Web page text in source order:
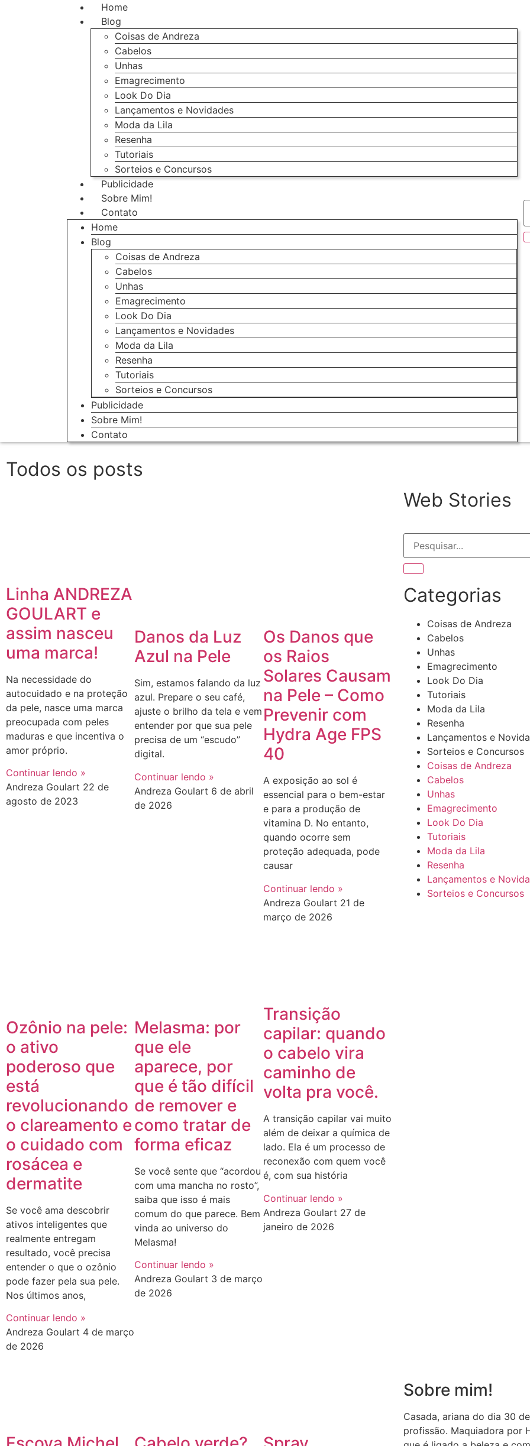
Home
Blog
Coisas de Andreza
Cabelos
Unhas
Emagrecimento
Look Do Dia
Lançamentos e Novidades
Moda da Lila
Resenha
Tutoriais
Sorteios e Concursos
Publicidade
Sobre Mim!
Contato
Home
Blog
Coisas de Andreza
Cabelos
Unhas
Emagrecimento
Look Do Dia
Lançamentos e Novidades
Moda da Lila
Resenha
Tutoriais
Sorteios e Concursos
Publicidade
Sobre Mim!
Contato
Todos os posts
Linha ANDREZA
GOULART e
assim nasceu
uma marca!
Na necessidade do
autocuidado e na proteção
da pele, nasce uma marca
preocupada com peles
maduras e que incentiva o
amor próprio.
Continuar lendo »
Andreza Goulart 22 de
agosto de 2023
Danos da Luz
Azul na Pele
Sim, estamos falando da luz
azul. Prepare o seu café,
ajuste o brilho da tela e vem
entender por que sua pele
precisa de um “escudo”
digital.
Continuar lendo »
Andreza Goulart 6 de abril
de 2026
Os Danos que
os Raios
Solares Causam
na Pele – Como
Prevenir com
Hydra Age FPS
40
A exposição ao sol é
essencial para o bem-estar
e para a produção de
vitamina D. No entanto,
quando ocorre sem
proteção adequada, pode
causar
Continuar lendo »
Andreza Goulart 21 de
março de 2026
Ozônio na pele:
o ativo
poderoso que
está
revolucionando
o clareamento e
o cuidado com
rosácea e
dermatite
Se você ama descobrir
ativos inteligentes que
realmente entregam
resultado, você precisa
entender o que o ozônio
pode fazer pela sua pele.
Nos últimos anos,
Continuar lendo »
Andreza Goulart 4 de março
de 2026
Melasma: por
que ele
aparece, por
que é tão difícil
de remover e
como tratar de
forma eficaz
Se você sente que “acordou
com uma mancha no rosto”,
saiba que isso é mais
comum do que parece. Bem
vinda ao universo do
Melasma!
Continuar lendo »
Andreza Goulart 3 de março
de 2026
Transição
capilar: quando
o cabelo vira
caminho de
volta pra você.
A transição capilar vai muito
além de deixar a química de
lado. Ela é um processo de
reconexão com quem você
é, com sua história
Continuar lendo »
Andreza Goulart 27 de
janeiro de 2026
Web Stories
Categorias
Coisas de Andreza
Cabelos
Unhas
Emagrecimento
Look Do Dia
Tutoriais
Moda da Lila
Resenha
Lançamentos e
Sorteios e Concursos
Coisas de Andreza
Cabelos
Unhas
Emagrecimento
Look Do Dia
Tutoriais
Moda da Lila
Resenha
Lançamentos e
Sorteios e Concursos
Sobre mim!
Casada, ariana do dia 30
profissão. Maquiadora por